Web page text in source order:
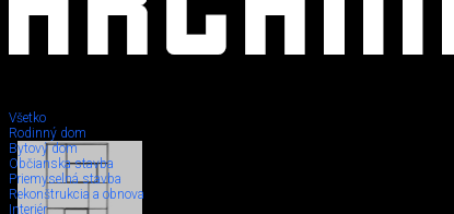
Všetko
Rodinný dom
Bytový dom
Občianska stavba
Priemyselná stavba
Rekonštrukcia a obnova
Interiér